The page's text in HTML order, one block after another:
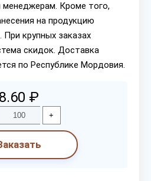
Кроме того,
на продукцию
При крупных заказах
скидок. Доставка
по Республике Мордовия.
8.60 ₽
+